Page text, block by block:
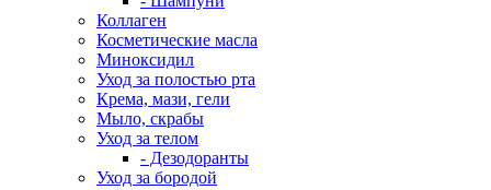
Коллаген
Косметические масла
Миноксидил
Уход за полостью рта
Крема, мази, гели
Мыло, скрабы
Уход за телом
- Дезодоранты
Уход за бородой